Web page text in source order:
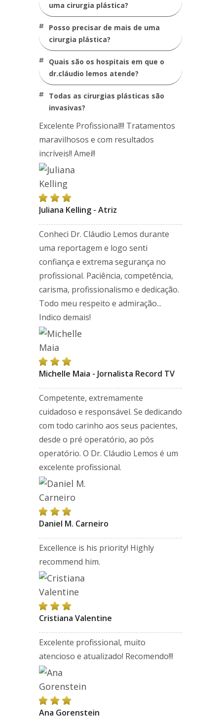
uma cirurgia plástica?
posso precisar de mais de uma
cirurgia plástica?
quais são os hospitais em que o
dr.cláudio lemos atende?
todas as cirurgias plásticas são
invasivas?
Excelente Profissional!!! Tratamentos
maravilhosos e com resultados
incríveis!! Amei!!
Juliana Kelling - Atriz
Conheci Dr. Cláudio Lemos durante
uma reportagem e logo senti
confiança e extrema segurança no
profissional. Paciência, competência,
carisma, profissionalismo e dedicação.
Todo meu respeito e admiração...
Indico demais!
Michelle Maia - Jornalista Record TV
Competente, extremamente
cuidadoso e responsável. Se dedicando
com todo carinho aos seus pacientes,
desde o pré operatório, ao pós
operatório. O Dr. Cláudio Lemos é um
excelente profissional.
Daniel M. Carneiro
Excellence is his priority! Highly
recommend him.
Cristiana Valentine
Excelente profissional, muito
atencioso e atualizado! Recomendo!!!
Ana Gorenstein